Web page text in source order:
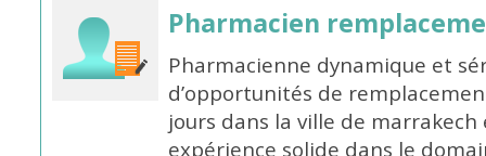
Pharmacien
Pharmacienne dynamique et
d’opportunités de
jours dans la ville de marrakech
expérience solide dans le